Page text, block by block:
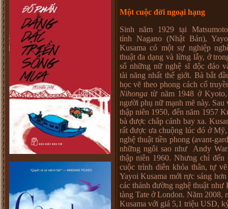
Một cuộc đời ngoại hạng
Sinh năm 1929 tại
tỉnh Nagano (Nhật Bản),
Kusama có một sự nghiệp
thuật đa dạng và lừng lẫy, ở
số những nữ nghệ sĩ độc đáo
tài năng nhất thế giới. Bà bắt
học vẽ theo phong cách cổ
Nihongatừ năm 1948 ở
người phụ nữ mạnh mẽ này.
thập niên 1950, đến năm 1957
bà được chắp cánh bay xa.
rất được ưa chuộng lúc đó ở
nghệ thuật tiền phong (avant-
những ngôi sao như Andy
thập niên 1960. Nhưng chỉ
cuộc trình diễn khỏa thân, tự
Yayoi Kusama mới rực sáng
các thánh đường nghệ thuật
tàng Tate ở London. Năm 2008,
Kusama với giá 5,1 triệu USD,